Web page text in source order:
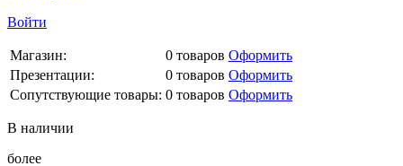
Войти
Магазин: 0 товаров Оформить
Презентации:
0 товаров Оформить
Сопутствующие товары: 0 товаров Оформить
В наличии
более